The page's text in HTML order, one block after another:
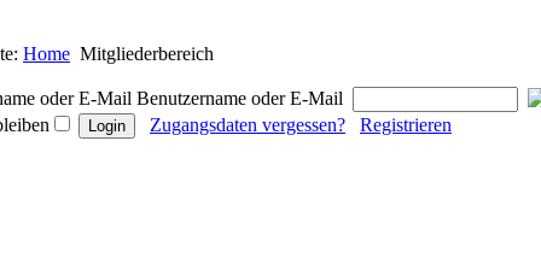
Home Mitgliederbereich
Benutzername oder E-Mail
Zugangsdaten vergessen? Registrieren